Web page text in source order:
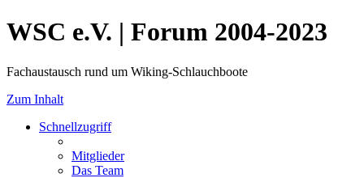
WSC e.V. | Forum 2004-2023
Fachaustausch rund um Wiking-Schlauchboote
Zum Inhalt
Schnellzugriff
Mitglieder
Das Team